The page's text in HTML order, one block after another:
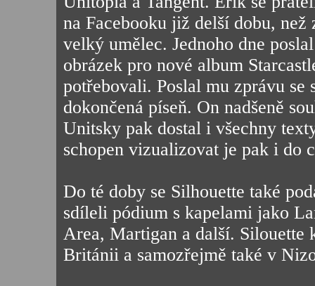
na Facebooku již delší dobu,
velký umělec. Jednoho dne
obrázek pro nové album
potřebovali. Poslal mu zprávu
dokončená píseň. On nadšeně
Unitsky pak dostal i všechny
schopen vizualizovat je pak i do
Do té doby se Silhouette také
sdíleli pódium s kapelami jako
Area, Martigan a další.
Británii a samozřejmě také v